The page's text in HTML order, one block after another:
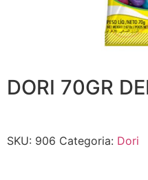
DORI 70GR
SKU: 906 Categoria: Dori